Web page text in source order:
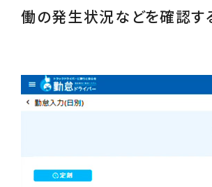
働の発生状況などを確認す